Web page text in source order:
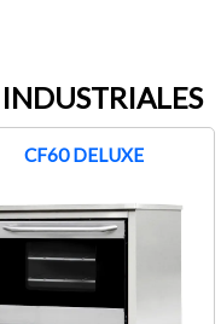
CF60 DELUXE